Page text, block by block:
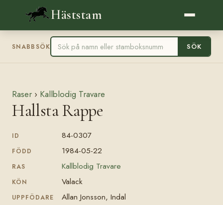
Häststam
SNABBSÖK SÖK
Raser › Kallblodig Travare
Hallsta Rappe
ID 84-0307
FÖDD 1984-05-22
RAS Kallblodig Travare
KÖN Valack
UPPFÖDARE Allan Jonsson, Indal